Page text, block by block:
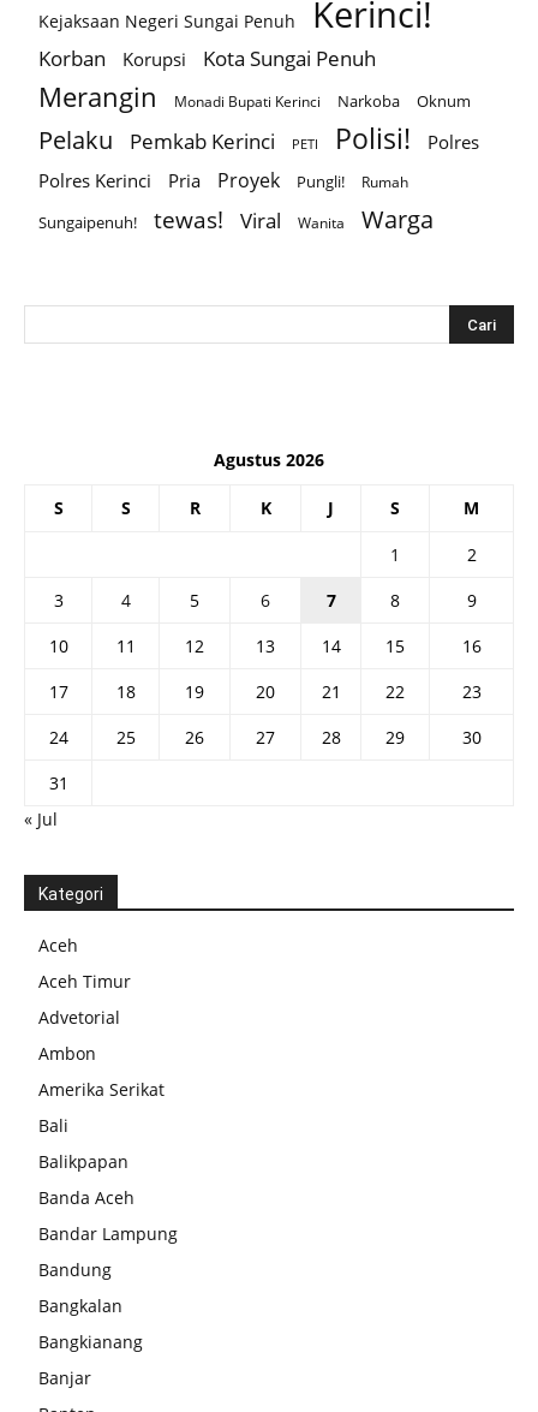
Kejaksaan Negeri Sungai Penuh Kerinci!
Korban Korupsi Kota Sungai Penuh
Merangin Monadi Bupati Kerinci Narkoba Oknum
Pelaku Pemkab Kerinci PETI Polisi!
Polres
Polres Kerinci
Pria Proyek Pungli! Rumah
Sungaipenuh! tewas! Viral Wanita Warga
Agustus 2026
S S R K J S M
1
2
3
4 5 6 7 8
9
10
11 12 13 14 15
16
17
18 19 20 21 22
23
24
25 26 27 28 29
30
31
« Jul
Kategori
Aceh
Aceh Timur
Advetorial
Ambon
Amerika Serikat
Bali
Balikpapan
Banda Aceh
Bandar Lampung
Bandung
Bangkalan
Bangkianang
Banjar